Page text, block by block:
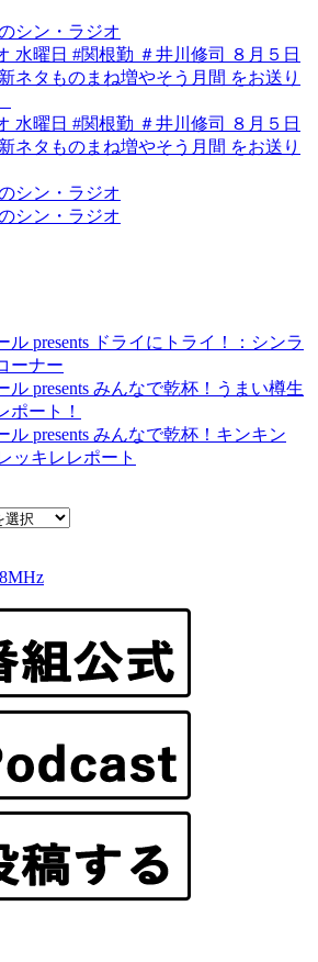
シン・ラジオ
水曜日 #関根勤 ＃井川修司 ８月５日
ネタものまね増やそう月間 をお送り
水曜日 #関根勤 ＃井川修司 ８月５日
ネタものまね増やそう月間 をお送り
シン・ラジオ
シン・ラジオ
ル presents ドライにトライ！：シンラ
ーナー
ル presents みんなで乾杯！うまい樽生
ポート！
ル presents みんなで乾杯！キンキン
ッキレレポート